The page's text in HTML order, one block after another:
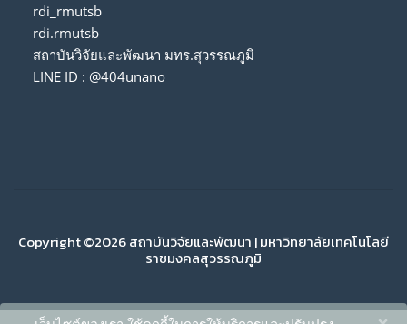
rdi_rmutsb
rdi.rmutsb
สถาบันวิจัยและพัฒนา มทร.สุวรรณภูมิ
LINE ID : @404unano
Copyright ©2026 สถาบันวิจัยและพัฒนา | มหาวิทยาลัยเทคโนโลยี
ราชมงคลสุวรรณภูมิ